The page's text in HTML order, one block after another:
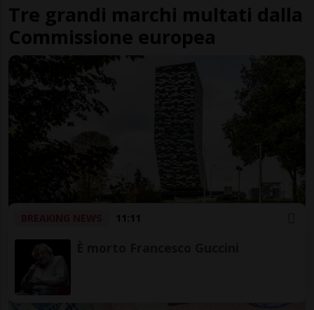
11:11
Tre grandi marchi multati dalla
Commissione europea
Il governo olandese si prende
l'azienda cinese Nexperia